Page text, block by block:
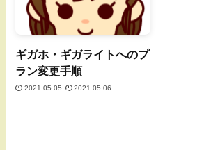
ギガホ・ギガライトへのプ
ラン変更手順
2021.05.05 2021.05.06